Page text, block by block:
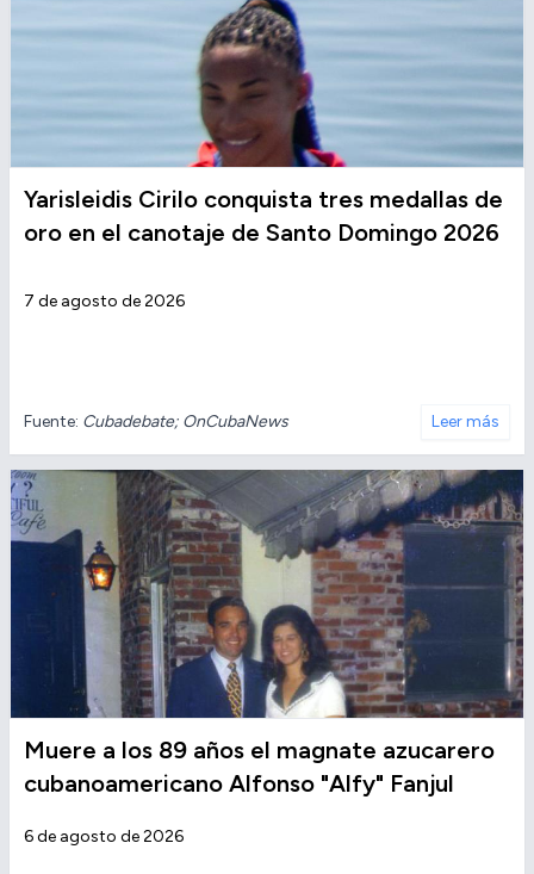
Yarisleidis Cirilo conquista tres medallas de
oro en el canotaje de Santo Domingo 2026
7 de agosto de 2026
Fuente: Cubadebate; OnCubaNews Leer más
Muere a los 89 años el magnate azucarero
cubanoamericano Alfonso "Alfy" Fanjul
6 de agosto de 2026